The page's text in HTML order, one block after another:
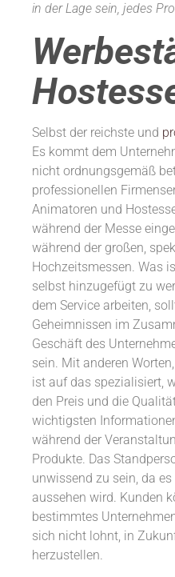
in der Lage sein, jedes
Selbst der reichste und
Es kommt dem
nicht ordnungsgemäß
professionellen
Animatoren und
während der Messe
während der großen,
Hochzeitsmessen. Was
selbst hinzugefügt zu
dem Service arbeiten,
Geheimnissen im
Geschäft des
sein. Mit anderen
ist auf das spezialisiert,
den Preis und die
wichtigsten
während der
Produkte. Das
unwissend zu sein, da es
aussehen wird. Kunden
bestimmtes
sich nicht lohnt, in
herzustellen.